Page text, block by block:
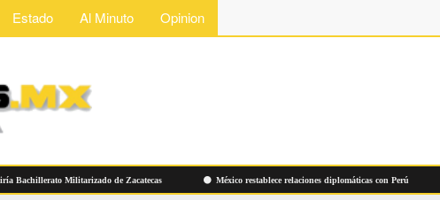
Estado Al Minuto Opinion
Militarizado de Zacatecas México restablece relaciones diplomáticas con Perú